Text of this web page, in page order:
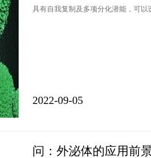
具有自我复制及多项分化潜能，可以
2022-09-05
问：外泌体的应用前